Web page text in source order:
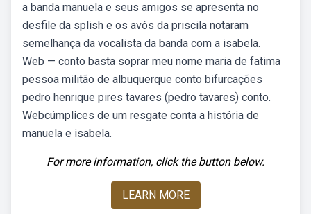
a banda manuela e seus amigos se apresenta no
desfile da splish e os avós da priscila notaram
semelhança da vocalista da banda com a isabela.
Web — conto basta soprar meu nome maria de fatima
pessoa militão de albuquerque conto bifurcações
pedro henrique pires tavares (pedro tavares) conto.
Webcúmplices de um resgate conta a história de
manuela e isabela.
For more information, click the button below.
LEARN MORE